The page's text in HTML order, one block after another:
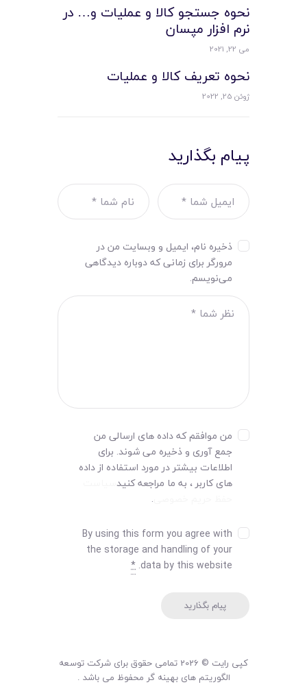
نحوه جستجو کالا و عملیات و… در
نرم افزار مپسان
می 22, 2021
نحوه تعریف کالا و عملیات
ژوئن 25, 2022
پیام بگذارید
ذخیره نام، ایمیل و وبسایت من در
مرورگر برای زمانی که دوباره دیدگاهی
می‌نویسم.
من موافقم که داده های ارسالی من
جمع آوری و ذخیره می شوند. برای
اطلاعات بیشتر در مورد استفاده از داده
های کاربر ، به ما مراجعه کنید
.
By using this form you agree with
the storage and handling of your
data by this website.
*
کپی رایت © 2026 تمامی حقوق برای شرکت توسعه
الگوریتم های بهینه گر محفوظ می باشد .